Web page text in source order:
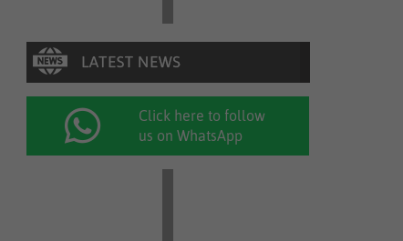
Click here to follow
us on WhatsApp